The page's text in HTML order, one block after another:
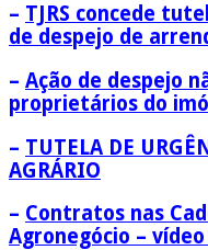
– TJRS concede
de despejo de
– Ação de despejo
proprietários do
– TUTELA DE
AGRÁRIO
– Contratos nas
Agronegócio –